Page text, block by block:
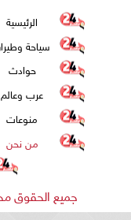
الرئيسية
سياحة
حوادث
عرب وعالم
منوعات
من نحن
جميع الحقوق